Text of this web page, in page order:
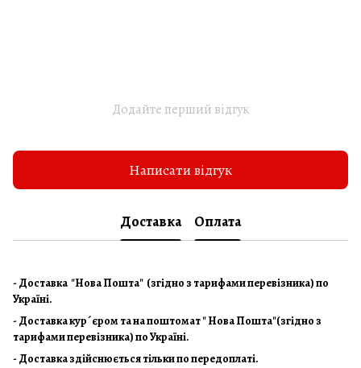
Додайте перший відгук
Написати відгук
Доставка Оплата
- Доставка "Нова Пошта" (згідно з тарифами перевізника) по
Україні.
- Доставка кур´єром та на поштомат " Нова Пошта"(згідно з
тарифами перевізника) по Україні.
- Доставка здійснюється тільки по передоплаті.